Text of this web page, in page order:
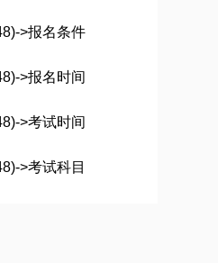
>报名条件
>报名时间
>考试时间
>考试科目